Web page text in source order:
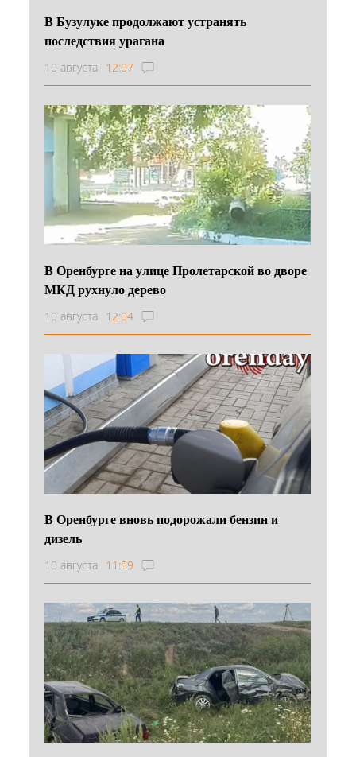
В Бузулуке продолжают устранять
последствия урагана
10 августа 12:07
В Оренбурге на улице Пролетарской во дворе
МКД рухнуло дерево
10 августа 12:04
В Оренбурге вновь подорожали бензин и
дизель
10 августа 11:59